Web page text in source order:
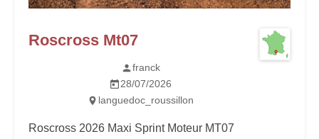
Roscross Mt07
franck
28/07/2026
languedoc_roussillon
Roscross 2026 Maxi Sprint Moteur MT07